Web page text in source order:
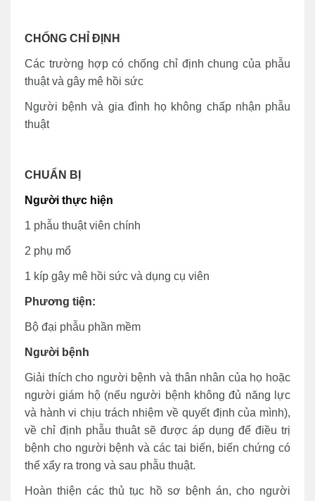
CHỐNG CHỈ ĐỊNH
Các trường hợp có chống chỉ định chung của phẫu
thuật và gây mê hồi sức
Người bệnh và gia đình họ không chấp nhận phẫu
thuật
CHUẨN BỊ
Người thực hiện
1 phẫu thuật viên chính
2 phụ mổ
1 kíp gây mê hồi sức và dụng cụ viên
Phương tiện:
Bộ đại phẫu phần mềm
Người bệnh
Giải thích cho người bệnh và thân nhân của họ hoặc
người giám hộ (nếu người bệnh không đủ năng lực
và hành vi chịu trách nhiệm về quyết định của mình),
về chỉ định phẫu thuât sẽ được áp dụng để điều trị
bệnh cho người bệnh và các tai biến, biến chứng có
thể xẩy ra trong và sau phẫu thuật.
Hoàn thiện các thủ tục hồ sơ bệnh án, cho người